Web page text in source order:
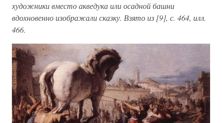
художники вместо акведука или осадной башни
вдохновенно изображали сказку. Взято из [9], с. 464, илл.
466.